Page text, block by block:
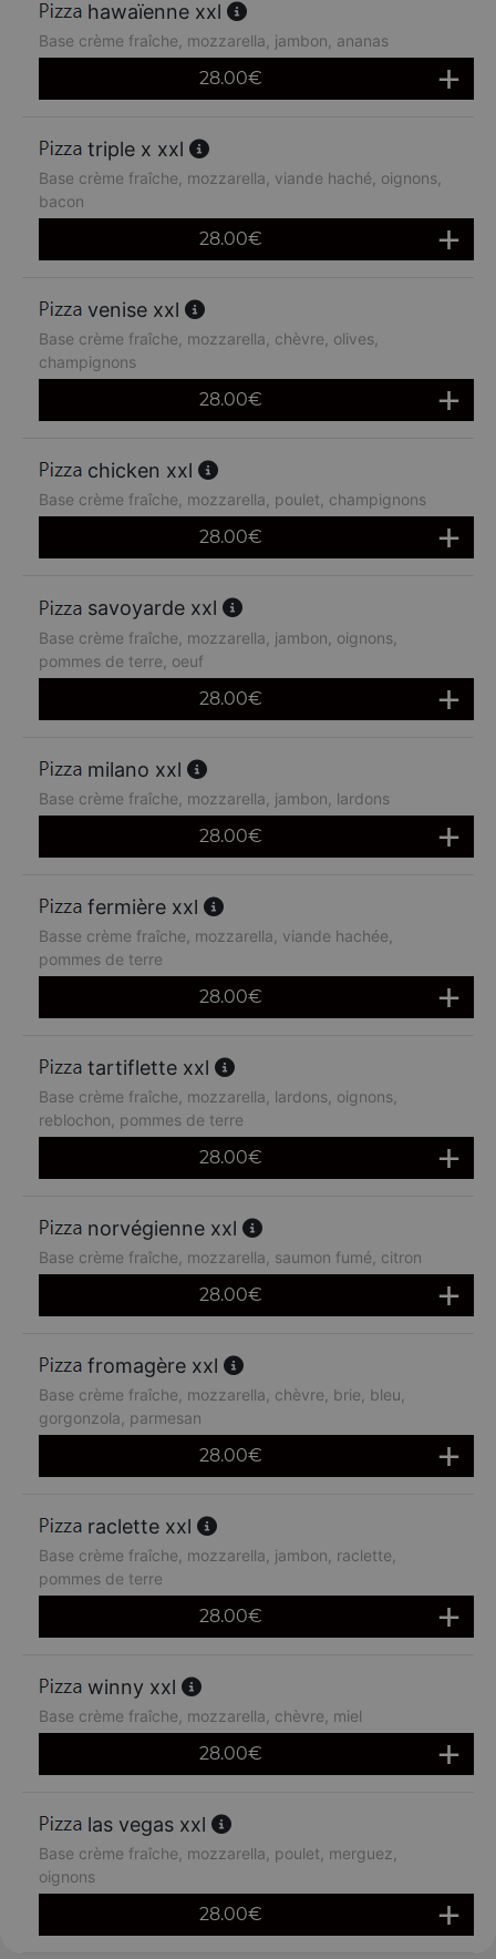
hawaïenne xxl
Base crème fraîche, mozzarella, jambon, ananas
28.00€
triple x xxl
Base crème fraîche, mozzarella, viande haché, oignons,
bacon
28.00€
venise xxl
Base crème fraîche, mozzarella, chèvre, olives,
champignons
28.00€
chicken xxl
Base crème fraîche, mozzarella, poulet, champignons
28.00€
savoyarde xxl
Base crème fraîche, mozzarella, jambon, oignons,
pommes de terre, oeuf
28.00€
milano xxl
Base crème fraîche, mozzarella, jambon, lardons
28.00€
fermière xxl
Basse crème fraîche, mozzarella, viande hachée,
pommes de terre
28.00€
tartiflette xxl
Base crème fraîche, mozzarella, lardons, oignons,
reblochon, pommes de terre
28.00€
norvégienne xxl
Base crème fraîche, mozzarella, saumon fumé, citron
28.00€
fromagère xxl
Base crème fraîche, mozzarella, chèvre, brie, bleu,
gorgonzola, parmesan
28.00€
raclette xxl
Base crème fraîche, mozzarella, jambon, raclette,
pommes de terre
28.00€
winny xxl
Base crème fraîche, mozzarella, chèvre, miel
28.00€
las vegas xxl
Base crème fraîche, mozzarella, poulet, merguez,
oignons
28.00€